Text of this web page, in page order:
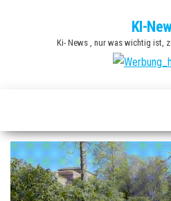
KI-
Ki- News , nur was wichtig ist,